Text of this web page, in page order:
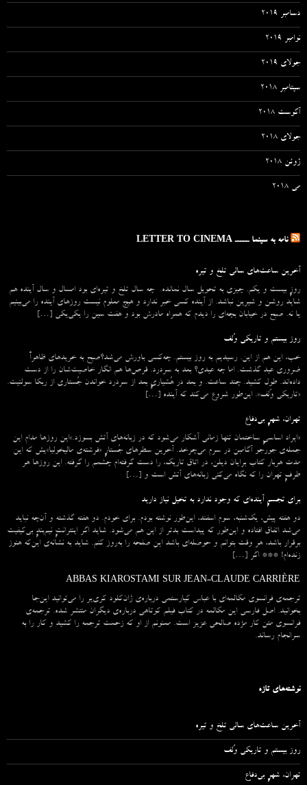
دسامبر 2019
نوامبر 2019
جولای 2019
سپتامبر 2018
آگوست 2018
جولای 2018
ژوئن 2018
می 2018
نامه به سینما ـــــ LETTER TO CINEMA
آخرین ساعت‌های سالی تلخ و تیره
روزِ بیست و یکم. چیزی به تحویل سال نمانده. چه سال تلخ و تیره‌ای بود امسال و سال آینده هم
شاید روشن و شیرین نباشد. از آینده کسی خبر ندارد و هیچ معلوم نیست روزهای آینده را می‌بینیم
یا نه. صبح در خیابان بچه‌ای را دیدم که همراه مادرش بود و هفت سین را یکی‌یکی […]
روز بیستم و تاریکی وُلف
خب، این هم از این. رسیدیم به روز بیستم. چه‌کسی باورش می‌شد؟صبح به خریدهای ظاهراً
ضروری عید گذشت. اما چه عیدی؟ بعد به سردرد. قرص‌ها هم انگار خاصیت‌شان را از دست
داده‌اند. طول کشید. چند ساعت. و بعد در هُشیاریِ بعد از سردرد خواندن جُستاری از ربکا سولنیت.
«تاریکی وُلف». این‌طور شروع می‌‌کند که آینده […]
تهران، شهرِ بی‌دفاع
«ایراد اساسیِ ساختمان تنها زمانی آشکار می‌شود که در زبانه‌‌های آتش بسوزد.»این روزها مدام این
جمله‌ی جورجو آگامبن در سرم می‌چرخد. آخرین سطرهای جُستارِ «فرشته‌ی مالیخولیا»یش که این
مدت هربار کتاب برایان دیلن، در اتاق تاریک، را دست گرفته‌ام چشمم را گرفته. این روزها هر
طرفِ تهران را که نگاه می‌کنی زبانه‌های آتش است و […]
برای تجسمِ آینده‌ای که وجود ندارد به تخیل نیاز دارید
دو هفته پیش، یک‌شنبه، سوم اسفند، این‌طور نوشته بودم. برای خودم. دو هفته گذشته و آن‌چه نباید
می‌شد اتفاق افتاده و این‌طور که پیداست بدتر از این هم می‌شود. شاید اگر اینترانتِ نیم‌بندِ بی‌کیفیت
برقرار باشد، هر وقت بتوانم و حوصله‌ای باشد این صفحه را به‌روز کنم. شاید به نشانه‌ی این‌که هنوز
زنده‌ام! *** اگر […]
ABBAS KIAROSTAMI SUR JEAN-CLAUDE CARRIÈRE
ترجمه‌ی فرانسوی مکالمه‌ای با عباس کیارستمی درباره‌ی ژان‌کلود کری‌یر را می‌توانید این‌جا
بخوانید. اصل فارسی این مکالمه در کتاب فیلم کوتاهی درباره‌ی دیگران منتشر شده. ترجمه‌ی
فرانسوی متن کار مژده صالحی عزیز است. ممنونم از او که زحمت ترجمه را کشید و کار را به
سرانجام رساند.
نوشته‌های تازه
آخرین ساعت‌های سالی تلخ و تیره
روز بیستم و تاریکی وُلف
تهران، شهرِ بی‌دفاع